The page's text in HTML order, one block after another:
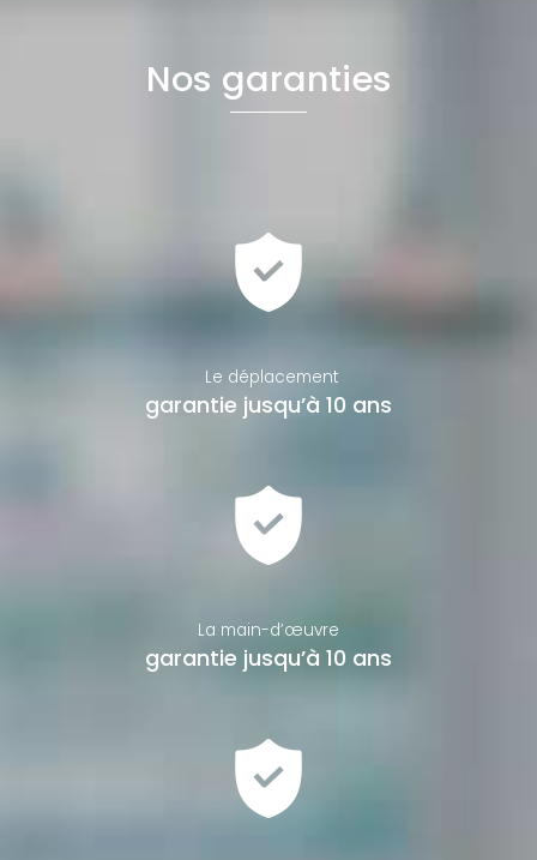
Nos garanties
Le déplacement
garantie jusqu’à 10 ans
La main-d’œuvre
garantie jusqu’à 10 ans